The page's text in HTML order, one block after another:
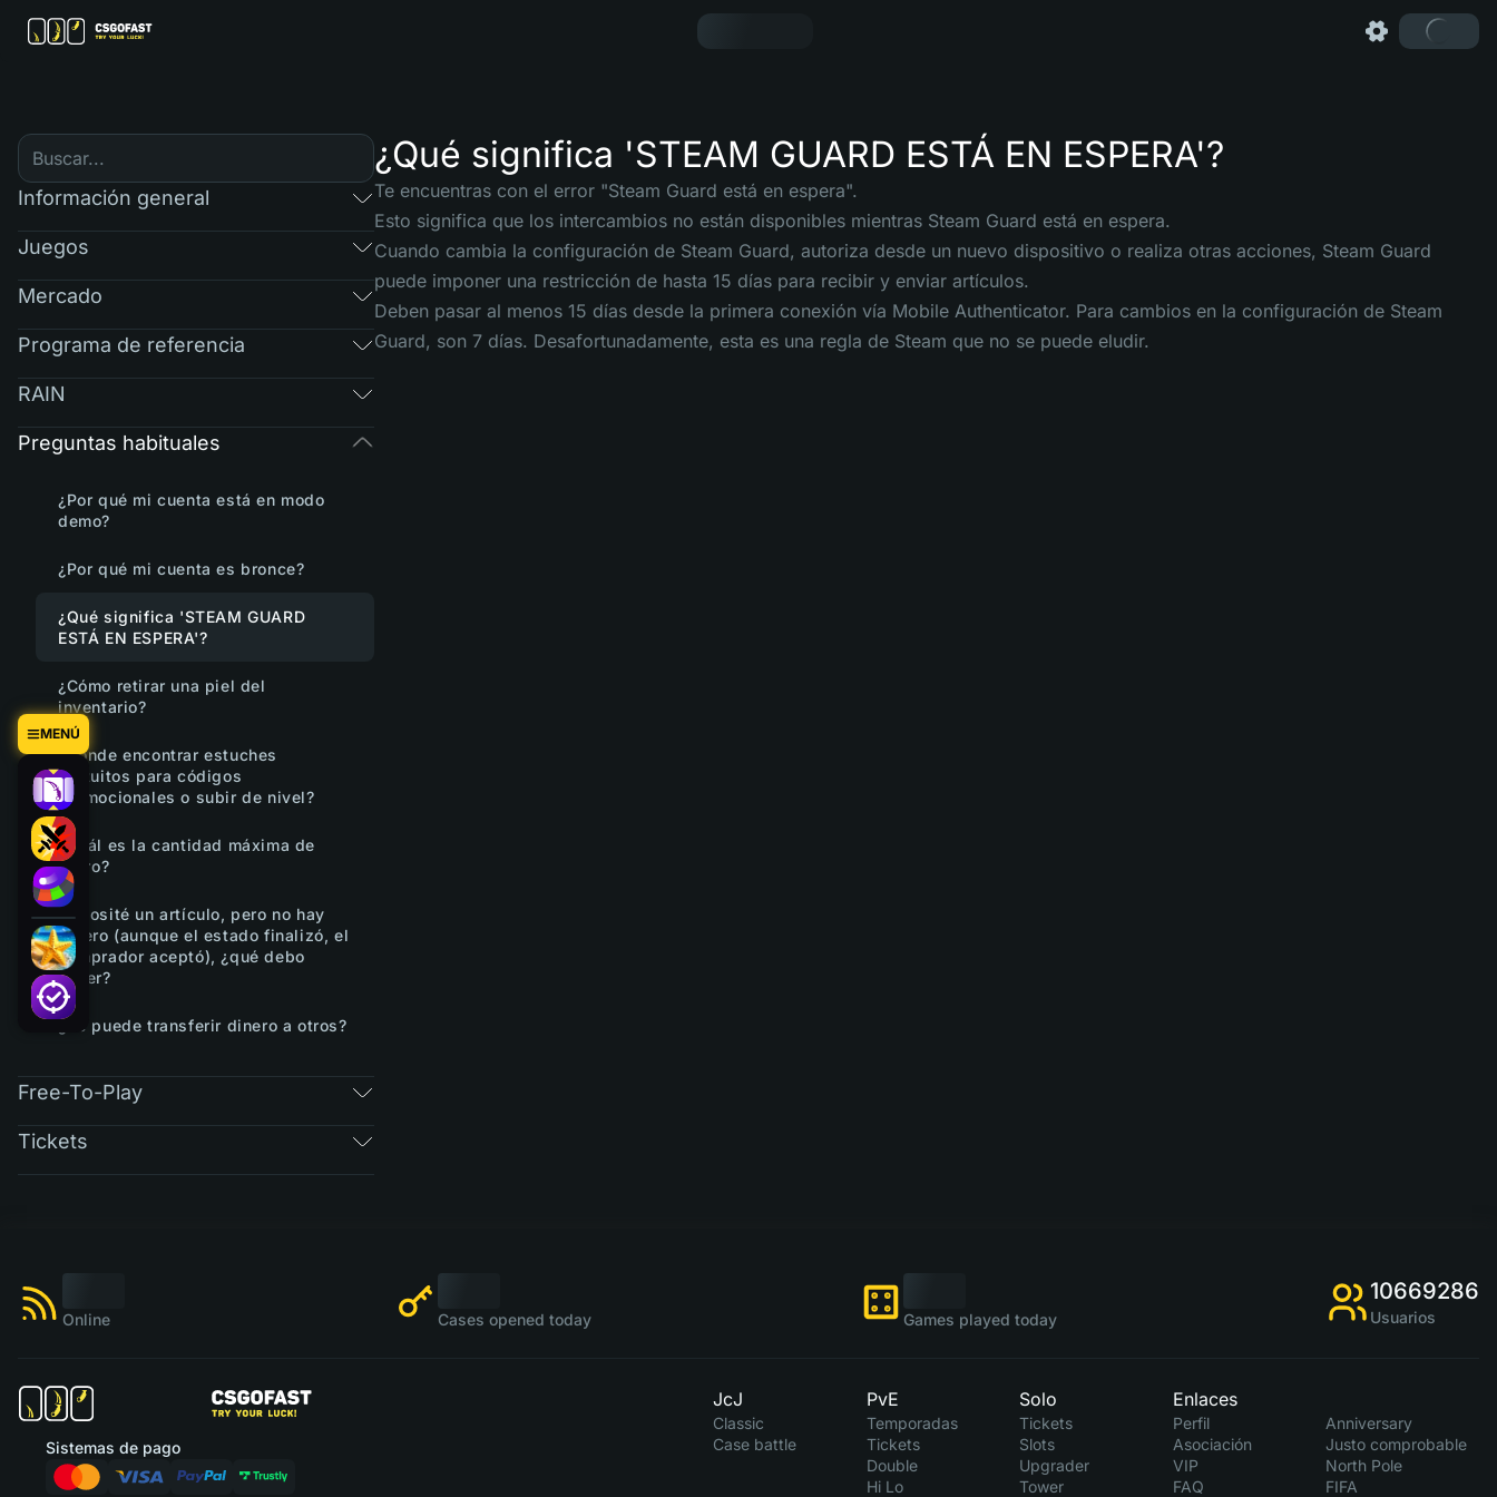
MENÚ
Información general
Juegos
Mercado
Programa de referencia
RAIN
Preguntas habituales
¿Por qué mi cuenta está en modo
demo?
¿Por qué mi cuenta es bronce?
¿Qué significa 'STEAM GUARD
ESTÁ EN ESPERA'?
¿Cómo retirar una piel del
inventario?
¿Dónde encontrar estuches
gratuitos para códigos
promocionales o subir de nivel?
¿Cuál es la cantidad máxima de
retiro?
Deposité un artículo, pero no hay
dinero (aunque el estado finalizó, el
comprador aceptó), ¿qué debo
hacer?
¿Se puede transferir dinero a otros?
Free-To-Play
Tickets
¿Qué significa 'STEAM GUARD ESTÁ EN ESPERA'?
Te encuentras con el error "Steam Guard está en espera".
Esto significa que los intercambios no están disponibles mientras Steam Guard está en espera.
Cuando cambia la configuración de Steam Guard, autoriza desde un nuevo dispositivo o realiza otras acciones, Steam Guard
puede imponer una restricción de hasta 15 días para recibir y enviar artículos.
Deben pasar al menos 15 días desde la primera conexión vía Mobile Authenticator. Para cambios en la configuración de Steam
Guard, son 7 días. Desafortunadamente, esta es una regla de Steam que no se puede eludir.
Online Cases opened today Games played today
10669286
Usuarios
Sistemas de pago
JcJ
Classic
Case battle
PvE
Temporadas
Tickets
Double
Hi Lo
Solo
Tickets
Slots
Upgrader
Tower
Enlaces
Perfil
Asociación
VIP
FAQ
Anniversary
Justo comprobable
North Pole
FIFA